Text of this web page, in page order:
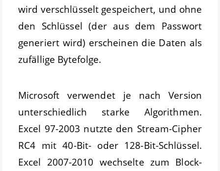
wird verschlüsselt gespeichert, und ohne
den Schlüssel (der aus dem Passwort
generiert wird) erscheinen die Daten als
zufällige Bytefolge.
Microsoft verwendet je nach Version
unterschiedlich starke Algorithmen.
Excel 97-2003 nutzte den Stream-Cipher
RC4 mit 40-Bit- oder 128-Bit-Schlüssel.
Excel 2007-2010 wechselte zum Block-